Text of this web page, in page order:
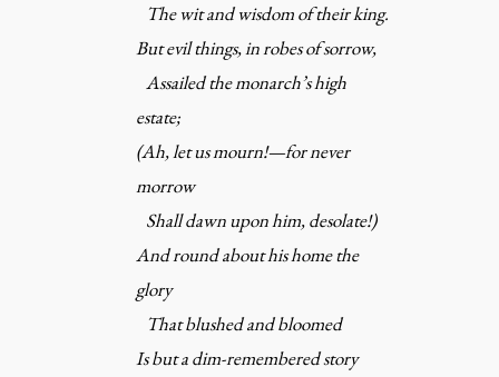
The wit and wisdom of their king.
But evil things, in robes of sorrow,
Assailed the monarch’s high
estate;
(Ah, let us mourn!—for never
morrow
Shall dawn upon him, desolate!)
And round about his home the
glory
That blushed and bloomed
Is but a dim-remembered story